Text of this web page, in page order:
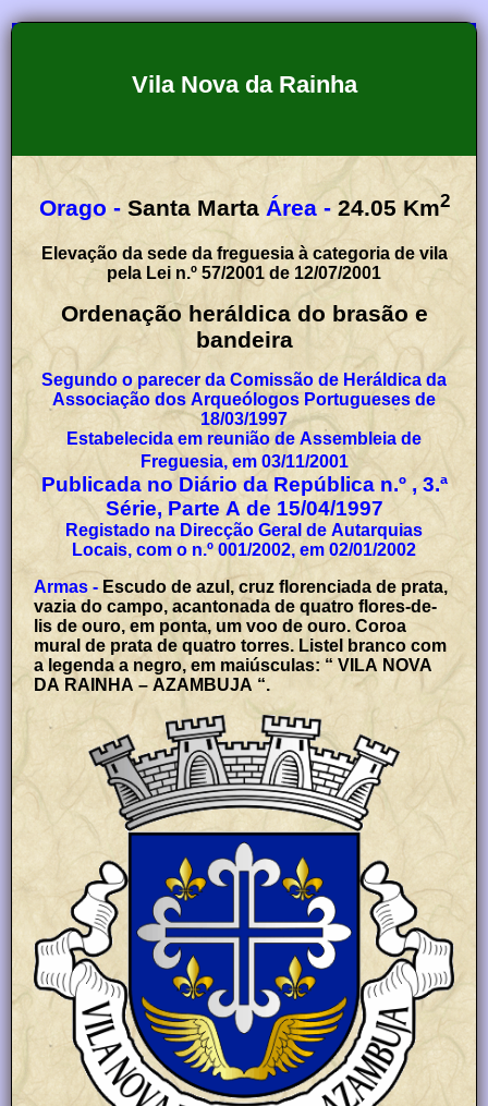
Vila Nova da Rainha
Orago - Santa Marta Área - 24.05 Km2
Elevação da sede da freguesia à categoria de vila
pela Lei n.º 57/2001 de 12/07/2001
Ordenação heráldica do brasão e
bandeira
Segundo o parecer da Comissão de Heráldica da
Associação dos Arqueólogos Portugueses de
18/03/1997
Estabelecida em reunião de Assembleia de
Freguesia, em 03/11/2001
Publicada no Diário da República n.º , 3.ª
Série, Parte A de 15/04/1997
Registado na Direcção Geral de Autarquias
Locais, com o n.º 001/2002, em 02/01/2002
Armas - Escudo de azul, cruz florenciada de prata,
vazia do campo, acantonada de quatro flores-de-
lis de ouro, em ponta, um voo de ouro. Coroa
mural de prata de quatro torres. Listel branco com
a legenda a negro, em maiúsculas: “ VILA NOVA
DA RAINHA – AZAMBUJA “.